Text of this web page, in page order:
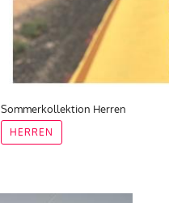
Sommerkollektion Herren
HERREN